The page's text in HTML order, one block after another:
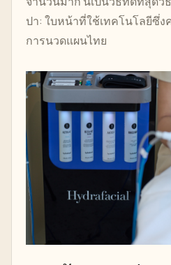
ปา: ใบหน้าที่ใช้เทคโนโลยีซึ่
การนวดแผนไทย